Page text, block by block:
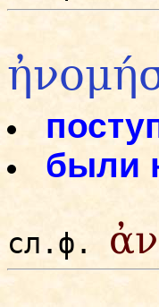
были
сл.ф.